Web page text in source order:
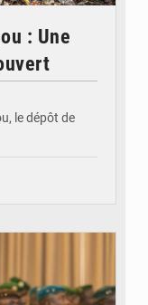
: Une
le dépôt de